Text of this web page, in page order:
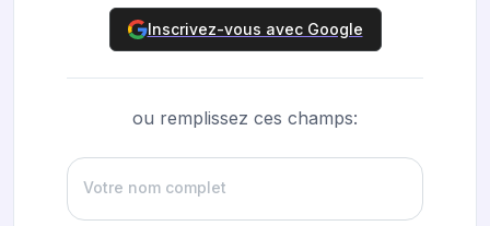
Inscrivez-vous avec Google
ou remplissez ces champs:
Votre nom complet